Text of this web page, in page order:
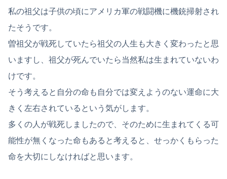
私の祖父は子供の頃にアメリカ軍の戦闘機に機銃掃射され
たそうです。
曽祖父が戦死していたら祖父の人生も大きく変わったと思
いますし、祖父が死んでいたら当然私は生まれていないわ
けです。
そう考えると自分の命も自分では変えようのない運命に大
きく左右されているという気がします。
多くの人が戦死しましたので、そのために生まれてくる可
能性が無くなった命もあると考えると、せっかくもらった
命を大切にしなければと思います。